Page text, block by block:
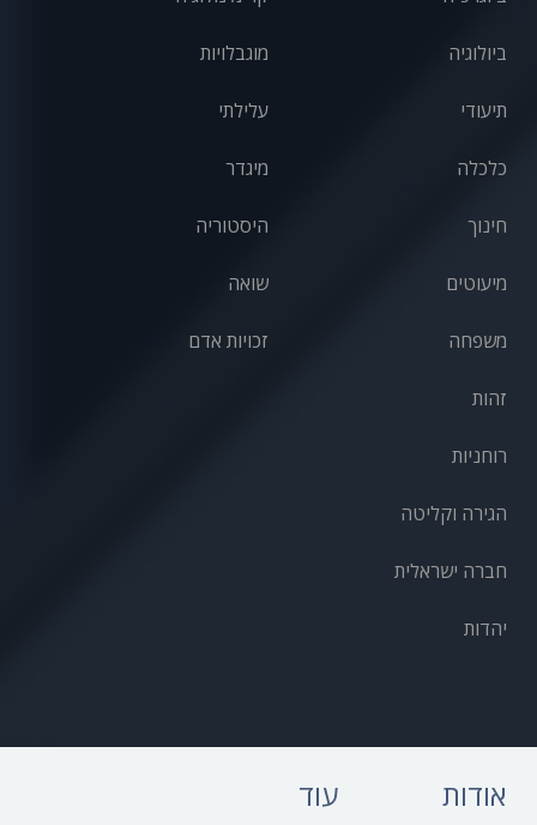
ביולוגיה מוגבלויות
תיעודי
כלכלה
חינוך
מיעוטים
משפחה
עלילתי
מיגדר
היסטוריה
שואה
זכויות אדם
זהות
רוחניות
הגירה וקליטה
חברה ישראלית
יהדות
אודות עוד